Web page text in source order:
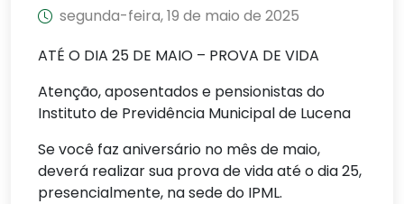
segunda-feira, 19 de maio de 2025
ATÉ O DIA 25 DE MAIO – PROVA DE VIDA
Atenção, aposentados e pensionistas do
Instituto de Previdência Municipal de Lucena
Se você faz aniversário no mês de maio,
deverá realizar sua prova de vida até o dia 25,
presencialmente, na sede do IPML.